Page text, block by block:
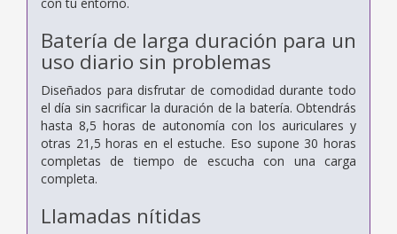
Batería de larga duración para un
uso diario sin problemas
Diseñados para disfrutar de comodidad durante todo
el día sin sacrificar la duración de la batería. Obtendrás
hasta 8,5 horas de autonomía con los auriculares y
otras 21,5 horas en el estuche. Eso supone 30 horas
completas de tiempo de escucha con una carga
completa.
Llamadas nítidas